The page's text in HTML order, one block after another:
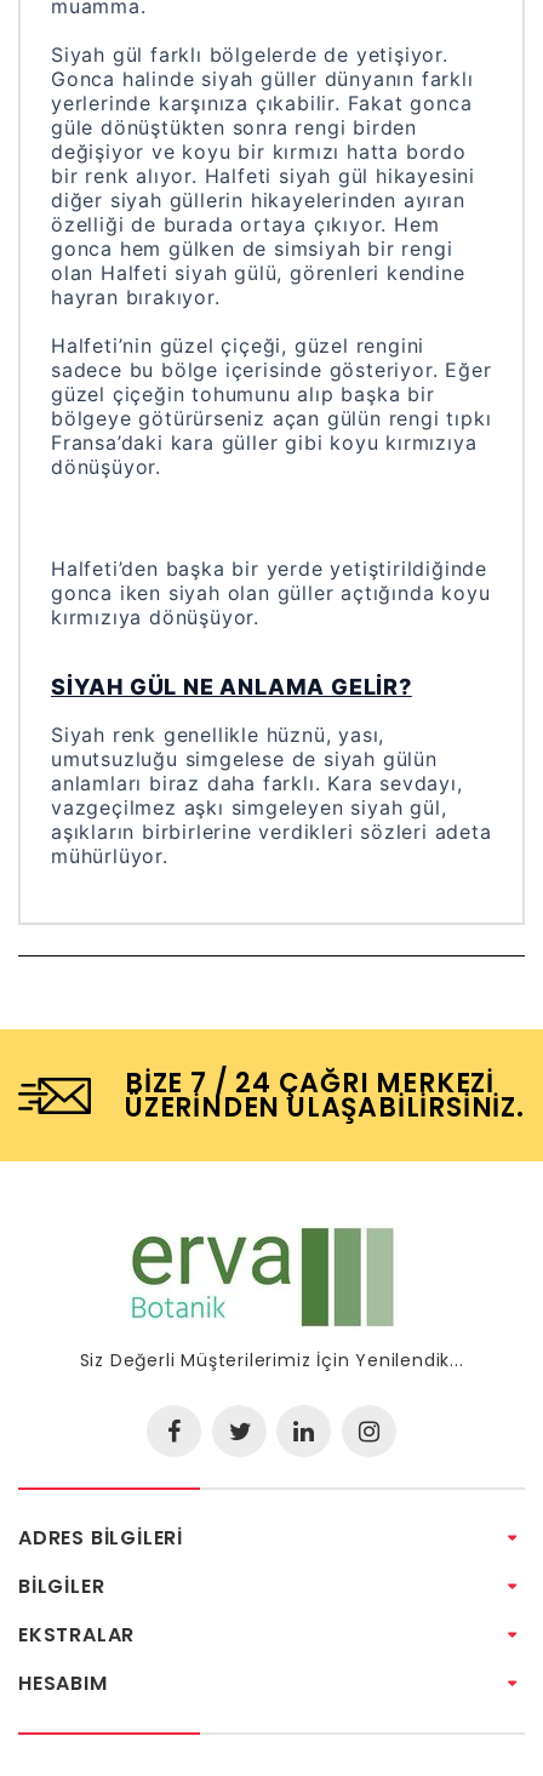
muamma.
Siyah gül farklı bölgelerde de yetişiyor.
Gonca halinde siyah güller dünyanın farklı
yerlerinde karşınıza çıkabilir. Fakat gonca
güle dönüştükten sonra rengi birden
değişiyor ve koyu bir kırmızı hatta bordo
bir renk alıyor. Halfeti siyah gül hikayesini
diğer siyah güllerin hikayelerinden ayıran
özelliği de burada ortaya çıkıyor. Hem
gonca hem gülken de simsiyah bir rengi
olan Halfeti siyah gülü, görenleri kendine
hayran bırakıyor.
Halfeti’nin güzel çiçeği, güzel rengini
sadece bu bölge içerisinde gösteriyor. Eğer
güzel çiçeğin tohumunu alıp başka bir
bölgeye götürürseniz açan gülün rengi tıpkı
Fransa’daki kara güller gibi koyu kırmızıya
dönüşüyor.
Halfeti’den başka bir yerde yetiştirildiğinde
gonca iken siyah olan güller açtığında koyu
kırmızıya dönüşüyor.
SIYAH GÜL NE ANLAMA GELIR?
Siyah renk genellikle hüznü, yası,
umutsuzluğu simgelese de siyah gülün
anlamları biraz daha farklı. Kara sevdayı,
vazgeçilmez aşkı simgeleyen siyah gül,
aşıkların birbirlerine verdikleri sözleri adeta
mühürlüyor.
BIZE 7 / 24 ÇAĞRI MERKEZI
ÜZERINDEN ULAŞABILIRSINIZ.
Siz Değerli Müşterilerimiz İçin Yenilendik...
ADRES BILGILERI
BILGILER
EKSTRALAR
HESABIM